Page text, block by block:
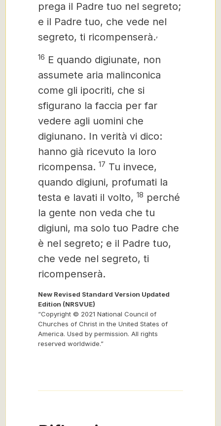
prega il Padre tuo nel segreto;
e il Padre tuo, che vede nel
segreto, ti ricompenserà.
16 E quando digiunate, non
assumete aria malinconica
come gli ipocriti, che si
sfigurano la faccia per far
vedere agli uomini che
digiunano. In verità vi dico:
hanno già ricevuto la loro
ricompensa. 17 Tu invece,
quando digiuni, profumati la
testa e lavati il volto, 18 perché
la gente non veda che tu
digiuni, ma solo tuo Padre che
è nel segreto; e il Padre tuo,
che vede nel segreto, ti
ricompenserà.
New Revised Standard Version Updated
Edition (NRSVUE)
“Copyright © 2021 National Council of
Churches of Christ in the United States of
America. Used by permission. All rights
reserved worldwide.”